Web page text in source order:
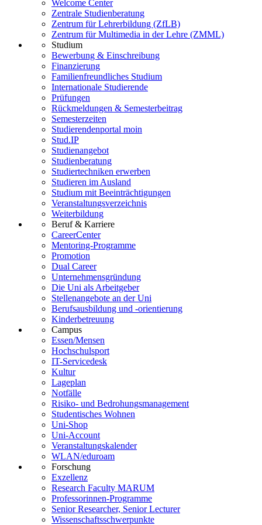
Welcome Center
Zentrale Studienberatung
Zentrum für Lehrerbildung (ZfLB)
Zentrum für Multimedia in der Lehre (ZMML)
Studium
Bewerbung & Einschreibung
Finanzierung
Familienfreundliches Studium
Internationale Studierende
Prüfungen
Rückmeldungen & Semesterbeitrag
Semesterzeiten
Studierendenportal moin
Stud.IP
Studienangebot
Studienberatung
Studiertechniken erwerben
Studieren im Ausland
Studium mit Beeinträchtigungen
Veranstaltungsverzeichnis
Weiterbildung
Beruf & Karriere
CareerCenter
Mentoring-Programme
Promotion
Dual Career
Unternehmensgründung
Die Uni als Arbeitgeber
Stellenangebote an der Uni
Berufsausbildung und -orientierung
Kinderbetreuung
Campus
Essen/Mensen
Hochschulsport
IT-Servicedesk
Kultur
Lageplan
Notfälle
Risiko- und Bedrohungsmanagement
Studentisches Wohnen
Uni-Shop
Uni-Account
Veranstaltungskalender
WLAN/eduroam
Forschung
Exzellenz
Research Faculty MARUM
Professorinnen-Programme
Senior Researcher, Senior Lecturer
Wissenschaftsschwerpunkte